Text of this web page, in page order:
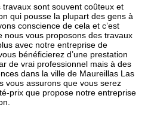
sont souvent coûteux et
qui pousse la plupart des gens à
conscience de cela et c’est
nous vous proposons des travaux
avec notre entreprise de
bénéficierez d’une prestation
de vrai professionnel mais à des
dans la ville de Maureillas Las
vous assurons que vous serez
prix que propose notre entreprise